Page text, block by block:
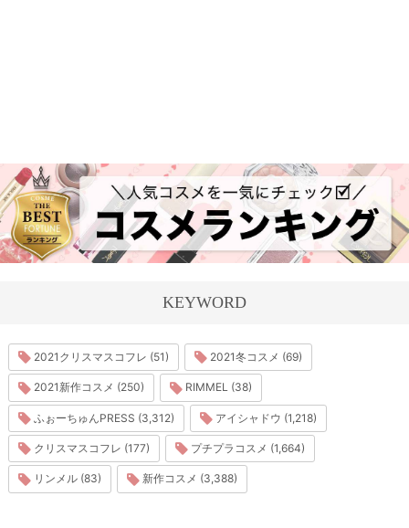
KEYWORD
2021クリスマスコフレ (51) 2021冬コスメ (69)
2021新作コスメ (250) RIMMEL (38)
ふぉーちゅんPRESS (3,312) アイシャドウ (1,218)
クリスマスコフレ (177) プチプラコスメ (1,664)
リンメル (83) 新作コスメ (3,388)